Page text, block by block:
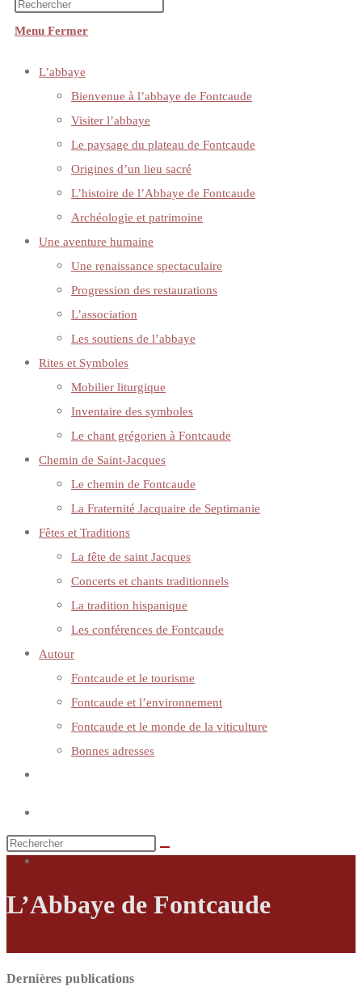
Menu Fermer
L’abbaye
Bienvenue à l’abbaye de Fontcaude
Visiter l’abbaye
Le paysage du plateau de Fontcaude
Origines d’un lieu sacré
L’histoire de l’Abbaye de Fontcaude
Archéologie et patrimoine
Une aventure humaine
Une renaissance spectaculaire
Progression des restaurations
L’association
Les soutiens de l’abbaye
Rites et Symboles
Mobilier liturgique
Inventaire des symboles
Le chant grégorien à Fontcaude
Chemin de Saint-Jacques
Le chemin de Fontcaude
La Fraternité Jacquaire de Septimanie
Fêtes et Traditions
La fête de saint Jacques
Concerts et chants traditionnels
La tradition hispanique
Les conférences de Fontcaude
Autour
Fontcaude et le tourisme
Fontcaude et l’environnement
Fontcaude et le monde de la viticulture
Bonnes adresses
L’Abbaye de Fontcaude
Dernières publications